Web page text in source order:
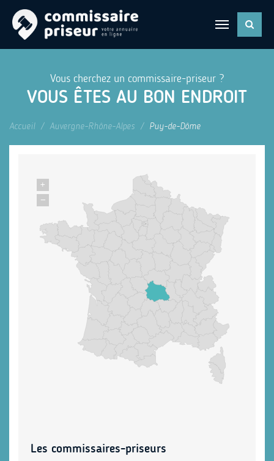
Vous cherchez un commissaire-priseur ?
VOUS ÊTES AU BON ENDROIT
Accueil Auvergne-Rhône-Alpes Puy-de-Dôme
+
−
Les commissaires-priseurs